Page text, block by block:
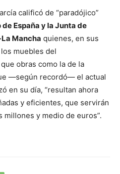
calificó de “paradójico”
de España y la Junta de
Mancha quienes, en sus
muebles del
obras como la de la
—según recordó— el actual
en su día, “resultan ahora
y eficientes, que servirán
millones y medio de euros”.